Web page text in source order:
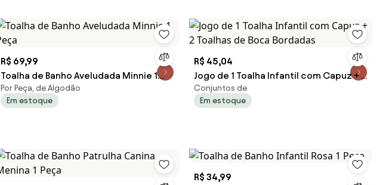
R$ 69,99
Toalha de Banho Aveludada Minnie 1
Peça
Por Peça, de Algodão
Em estoque
R$ 45,04
Jogo de 1 Toalha Infantil com Capuz + 2
Toalhas de Boca Bordadas
Conjuntos de
Em estoque
R$ 34,99